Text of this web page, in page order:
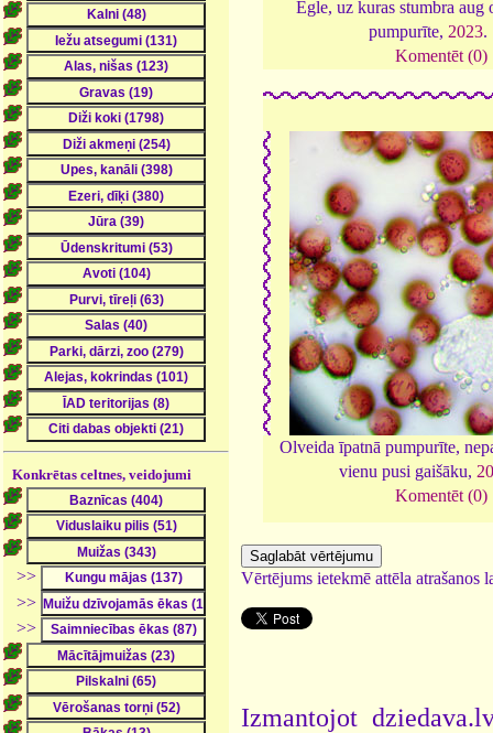
Konkrētas celtnes, veidojumi
>>
>>
>>
Egle, uz kuras stumbra aug
pumpurīte, 2023.
Komentēt (0)
Olveida īpatnā pumpurīte,
vienu pusi gaišāku,
Komentēt (0)
Vērtējums ietekmē attēla atrašanos
Izmantojot